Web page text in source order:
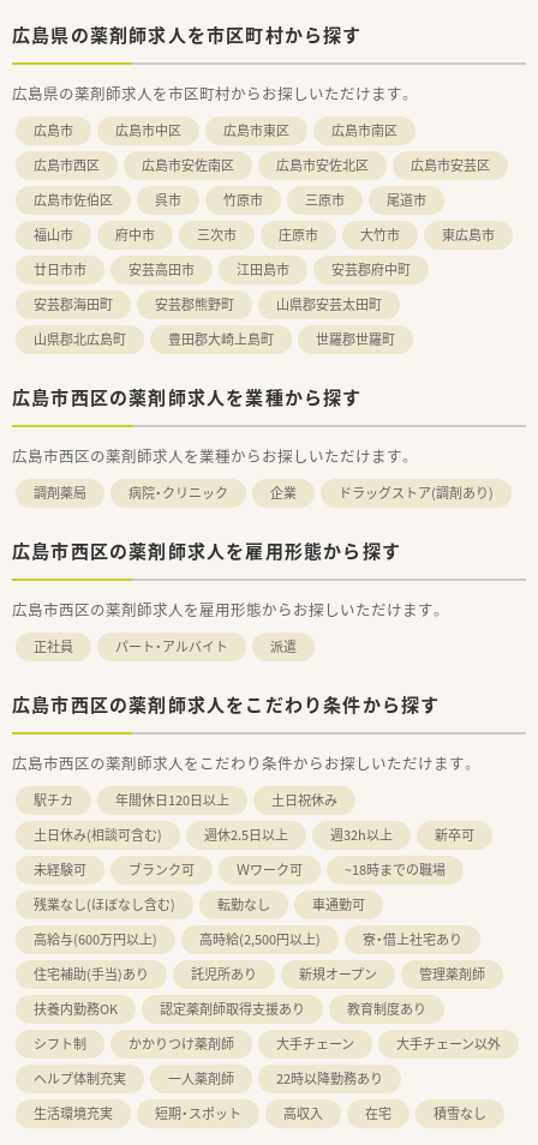
通勤圏内にて当店舗以外での配属となる場合がございます。
■電子薬歴・分包機（円盤）も完備しております。
■監査システムなどの調剤設備も導入しており、
リスクマネジメントも徹底しています。
機械化を進める事により、効率よいお仕事が可能となります。
＜業務内容＞
■内科, 外科, 心療内科, 呼吸器科, 消化器科の
処方箋を応需しています。
■1日の処方箋枚数は35枚前後です。
■ドラッグストア併設店舗ですが、
調剤薬局業務専任でご勤務頂きます。
＜研修制度＞
e-ラーニングの補助制度もあり資格取得に関しても
会社からのバックアップがございます。
＜法人特徴＞
■ツルハグループとして中国地方で業界最大規模の
ドラッグストア・調剤薬局を運営する企業です。
スです。
す。
薬剤師の平均年齢は33歳です。
■調剤薬局部門で採用された薬剤師の業務は
レジ打ちなどはございません。
■セルフメディケーションの支援として、医療・保険・福祉・マタ
ニティ等、
様々なテーマで健康セミナーを年間130回以上開催していま
す。
■医療事務との業務分担を行い、薬剤師の業務負担軽減を行って
います。
■近隣に店舗数が多く、フォロー体制も整っています。
■働き方改革に沿って、有給休暇消化が促進されています。
■残業については「サービス残業」はございません。
各店舗基本的に残業は少ないため、調剤併設店でも18時半～
19時までに
は帰宅できる店舗がほとんどです。
※繁忙期等は科目によって残業が発生してしまう可能性はご
ざいます。
＜こんな方にもオススメ＞
■整備された空間で効率よく業務を行い、
患者様一人ひとりに向き合いたい方
広島県の薬剤師求人を市区町村から探す
広島県の薬剤師求人を市区町村からお探しいただけます。
広島市 広島市中区 広島市東区
広島市南区
広島市西区
広島市安佐南区 広島市安佐北区
広島市安芸区
広島市佐伯区
呉市 竹原市 三原市
尾道市
福山市
府中市 三次市 庄原市 大竹市
東広島市
廿日市市
安芸高田市 江田島市
安芸郡府中町
安芸郡海田町
安芸郡熊野町
山県郡安芸太田町
山県郡北広島町
豊田郡大崎上島町 世羅郡世羅町
広島市西区の薬剤師求人を業種から探す
広島市西区の薬剤師求人を業種からお探しいただけます。
調剤薬局 病院・クリニック 企業 ドラッグストア(調剤あり)
広島市西区の薬剤師求人を雇用形態から探す
広島市西区の薬剤師求人を雇用形態からお探しいただけます。
正社員 パート・アルバイト 派遣
広島市西区の薬剤師求人をこだわり条件から探す
広島市西区の薬剤師求人をこだわり条件からお探しいただけます。
駅チカ 年間休日120日以上
土日祝休み
土日休み(相談可含む)
週休2.5日以上 週32h以上
新卒可
未経験可
ブランク可 Ｗワーク可
~18時までの職場
残業なし(ほぼなし含む)
転勤なし
車通勤可
高給与(600万円以上)
高時給(2,500円以上)
寮・借上社宅あり
住宅補助(手当)あり
託児所あり 新規オープン
管理薬剤師
扶養内勤務OK
認定薬剤師取得支援あり
教育制度あり
シフト制
かかりつけ薬剤師 大手チェーン
大手チェーン以外
ヘルプ体制充実
一人薬剤師
22時以降勤務あり
生活環境充実
短期・スポット 高収入 在宅 積雪なし